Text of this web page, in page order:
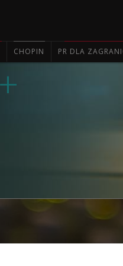
CHOPIN PR DLA